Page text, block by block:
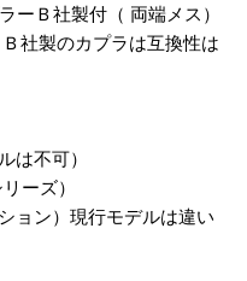
Ｂ社製付（ 両端メス）
ラは互換性は
は不可）
ーズ）
ョン）現行モデルは違い